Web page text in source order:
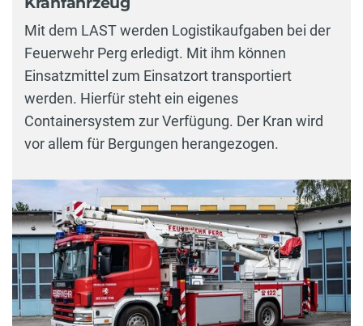
Mit dem LAST werden Logistikaufgaben bei der
Feuerwehr Perg erledigt. Mit ihm können
Einsatzmittel zum Einsatzort transportiert
werden. Hierfür steht ein eigenes
Containersystem zur Verfügung. Der Kran wird
vor allem für Bergungen herangezogen.